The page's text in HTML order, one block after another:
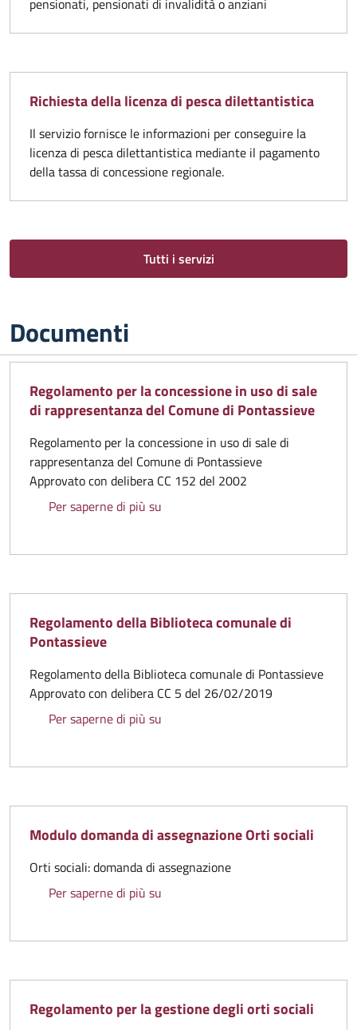
pensionati, pensionati di invalidità o anziani
Richiesta della licenza di pesca dilettantistica
Il servizio fornisce le informazioni per conseguire la
licenza di pesca dilettantistica mediante il pagamento
della tassa di concessione regionale.
Tutti i servizi
Documenti
Regolamento per la concessione in uso di sale
di rappresentanza del Comune di Pontassieve
Regolamento per la concessione in uso di sale di
rappresentanza del Comune di Pontassieve
Approvato con delibera CC 152 del 2002
Per saperne di più su
Regolamento della Biblioteca comunale di
Pontassieve
Regolamento della Biblioteca comunale di Pontassieve
Approvato con delibera CC 5 del 26/02/2019
Per saperne di più su
Modulo domanda di assegnazione Orti sociali
Orti sociali: domanda di assegnazione
Per saperne di più su
Regolamento per la gestione degli orti sociali